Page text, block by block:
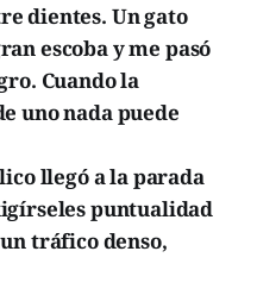
dientes. Un gato
escoba y me pasó
Cuando la
uno nada puede
llegó a la parada
puntualidad
tráfico denso,